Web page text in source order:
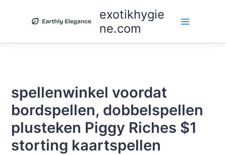
exotikhygie
ne.com
spellenwinkel voordat
bordspellen, dobbelspellen
plusteken Piggy Riches $1
storting kaartspellen